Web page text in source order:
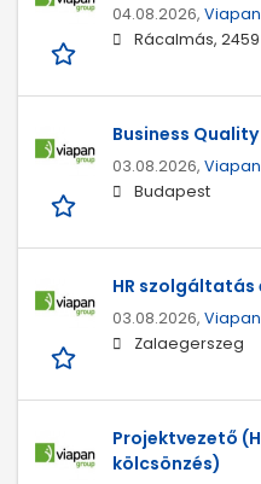
04.08.2026, Viapan
Rácalmás,
Business
03.08.2026, Viapan
Budapest
HR
03.08.2026, Viapan
Zalaegerszeg
Projektvezető
kölcsönzés)